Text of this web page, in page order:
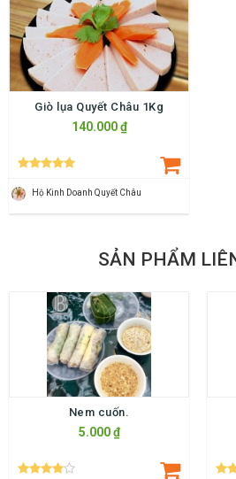
Giò lụa Quyết Châu 1Kg
140.000 ₫
Hộ Kinh Doanh Quyết Châu
SẢN PHẨM
Nem cuốn.
5.000 ₫